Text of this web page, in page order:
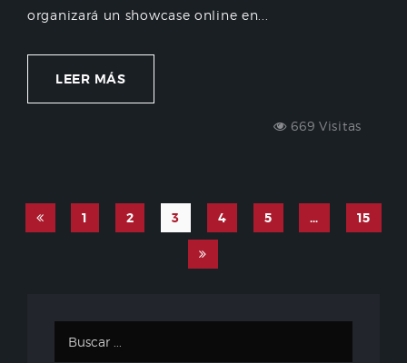
organizará un showcase online en...
LEER MÁS
669 Visitas
1 2 3 4 5 … 15